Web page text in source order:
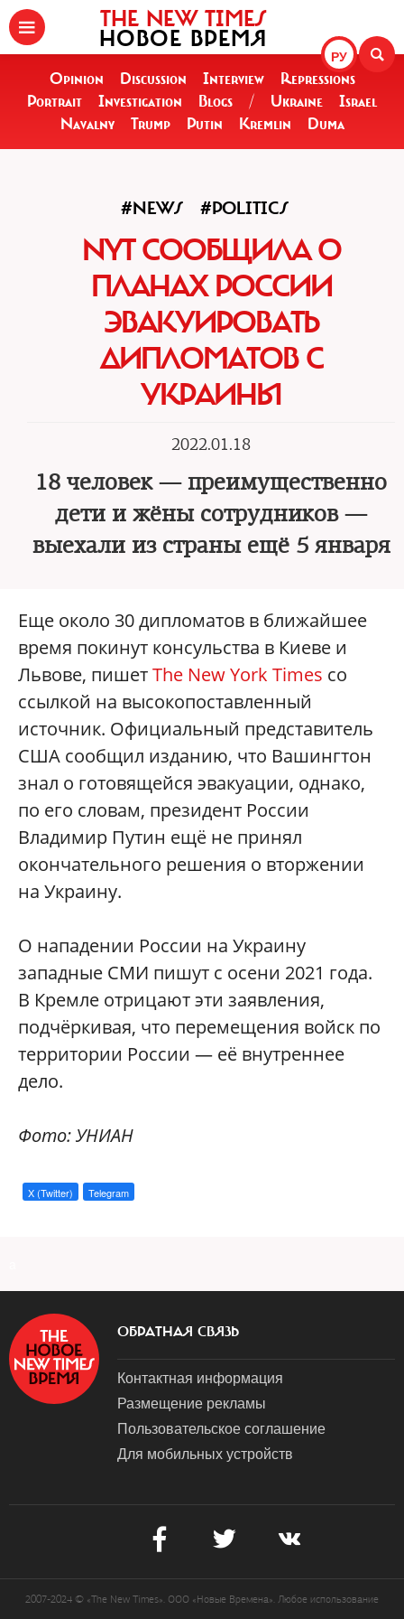
РУ
THE NEW TIMES
НОВОЕ ВРЕМЯ
Opinion Discussion Interview
Repressions
Portrait
Investigation Blogs / Ukraine
Israel
Navalny
Trump Putin Kremlin Duma
#NEWS #POLITICS
NYT СООБЩИЛА О
ПЛАНАХ РОССИИ
ЭВАКУИРОВАТЬ
ДИПЛОМАТОВ С
УКРАИНЫ
2022.01.18
18 человек — преимущественно
дети и жёны сотрудников —
выехали из страны ещё 5 января
Еще около 30 дипломатов в ближайшее
время покинут консульства в Киеве и
Львове, пишетThe New York Times со
ссылкой на высокопоставленный
источник. Официальный представитель
США сообщил изданию, что Вашингтон
знал о готовящейся эвакуации, однако,
по его словам, президент России
Владимир Путин ещё не принял
окончательного решения о вторжении
на Украину.
О нападении России на Украину
западные СМИ пишут с осени 2021 года.
В Кремле отрицают эти заявления,
подчёркивая, что перемещения войск по
территории России — её внутреннее
дело.
Фото: УНИАН
X (Twitter) Telegram
ОБРАТНАЯ СВЯЗЬ
Контактная информация
Размещение рекламы
Пользовательское соглашение
Для мобильных устройств
2007-2024 © «The New Times». ООО «Новые Времена». Любое использование